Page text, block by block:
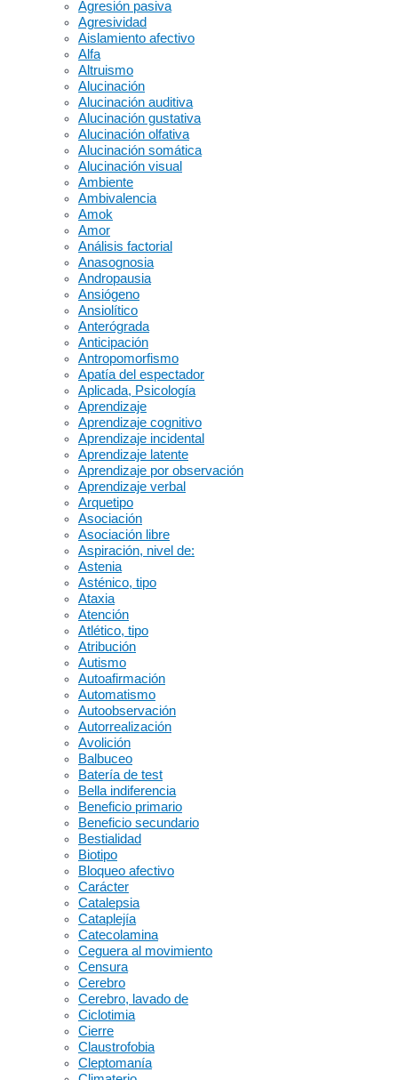
Agresión pasiva
Agresividad
Aislamiento afectivo
Alfa
Altruismo
Alucinación
Alucinación auditiva
Alucinación gustativa
Alucinación olfativa
Alucinación somática
Alucinación visual
Ambiente
Ambivalencia
Amok
Amor
Análisis factorial
Anasognosia
Andropausia
Ansiógeno
Ansiolítico
Anterógrada
Anticipación
Antropomorfismo
Apatía del espectador
Aplicada, Psicología
Aprendizaje
Aprendizaje cognitivo
Aprendizaje incidental
Aprendizaje latente
Aprendizaje por observación
Aprendizaje verbal
Arquetipo
Asociación
Asociación libre
Aspiración, nivel de:
Astenia
Asténico, tipo
Ataxia
Atención
Atlético, tipo
Atribución
Autismo
Autoafirmación
Automatismo
Autoobservación
Autorrealización
Avolición
Balbuceo
Batería de test
Bella indiferencia
Beneficio primario
Beneficio secundario
Bestialidad
Biotipo
Bloqueo afectivo
Carácter
Catalepsia
Cataplejía
Catecolamina
Ceguera al movimiento
Censura
Cerebro
Cerebro, lavado de
Ciclotimia
Cierre
Claustrofobia
Cleptomanía